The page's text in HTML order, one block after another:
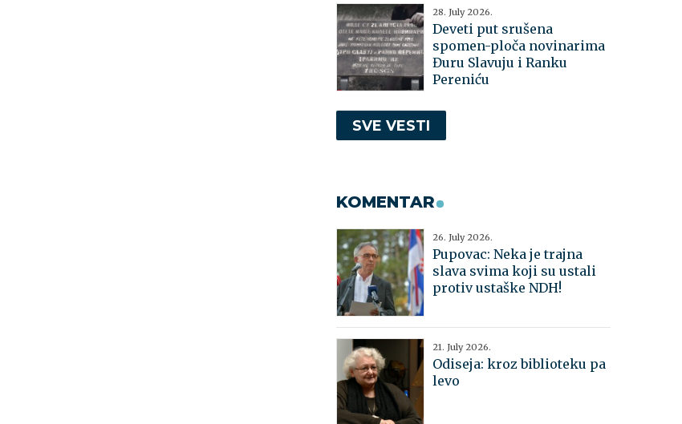
28. July 2026.
Deveti put srušena
spomen-ploča novinarima
Đuru Slavuju i Ranku
Pereniću
SVE VESTI
KOMENTAR
26. July 2026.
Pupovac: Neka je trajna
slava svima koji su ustali
protiv ustaške NDH!
21. July 2026.
Odiseja: kroz biblioteku pa
levo